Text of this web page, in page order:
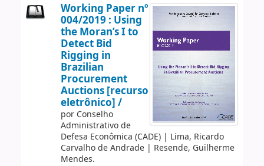
Working Paper nº
004/2019 : Using
the Moran’s I to
Detect Bid
Rigging in
Brazilian
Procurement
Auctions [recurso
eletrônico] /
por Conselho
Administrativo de
Defesa Econômica (CADE)| Lima, Ricardo
Carvalho de Andrade| Resende, Guilherme
Mendes.